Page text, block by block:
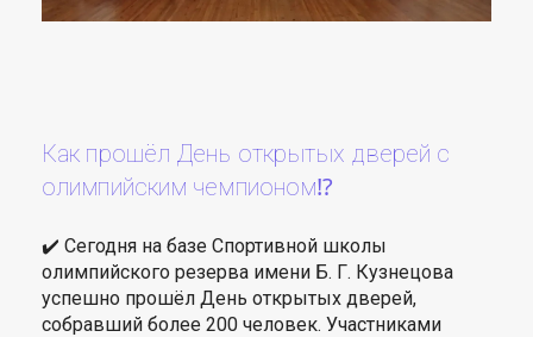
Как прошёл День открытых дверей с
олимпийским чемпионом⁉️
✔️ Сегодня на базе Спортивной школы
олимпийского резерва имени Б. Г. Кузнецова
успешно прошёл День открытых дверей,
собравший более 200 человек. Участниками